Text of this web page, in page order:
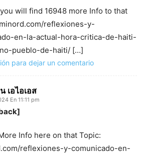
will find 16948 more Info to that
reflexiones-y-
en-la-actual-hora-critica-de-haiti-
pueblo-de-haiti/ […]
para dejar un comentario
เอไอเอส
En 11:11 pm
Info here on that Topic:
reflexiones-y-comunicado-en-